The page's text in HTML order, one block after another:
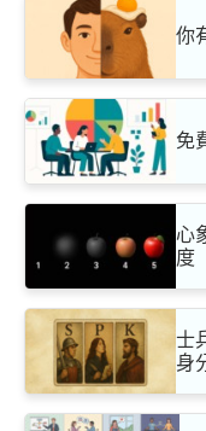
你
免
心
度
士
身